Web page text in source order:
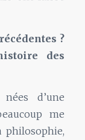
?
des
d’une
me